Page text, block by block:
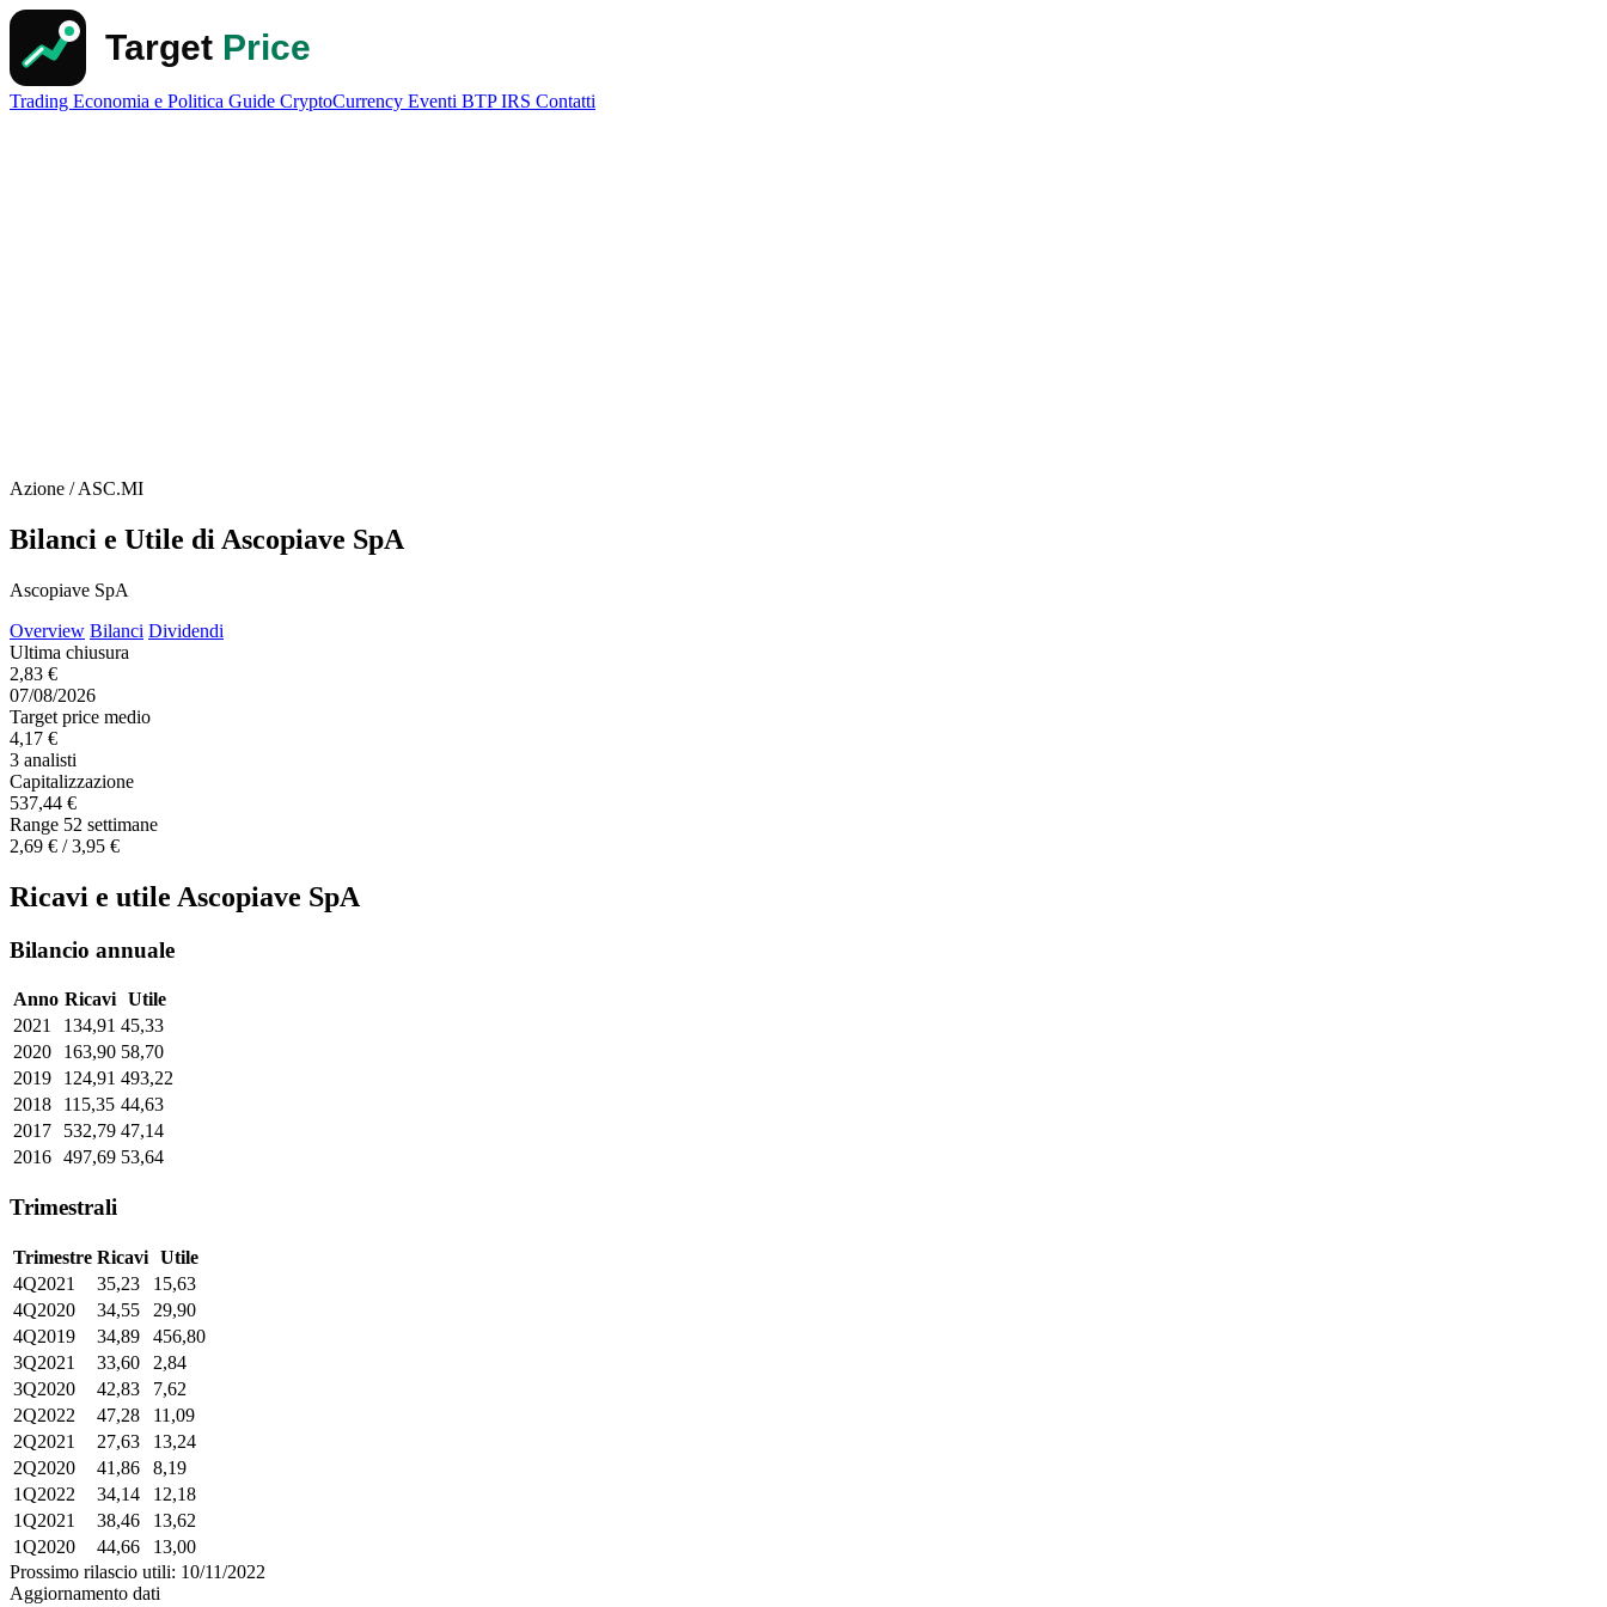
Trading Economia e Politica Guide CryptoCurrency Eventi BTPIRS Contatti
Azione / ASC.MI
Bilanci e Utile di Ascopiave SpA
Ascopiave SpA
Overview Bilanci Dividendi
Ultima chiusura
2,83 €
07/08/2026
Target price medio
4,17 €
3 analisti
Capitalizzazione
537,44 €
Range 52 settimane
2,69 € / 3,95 €
Ricavi e utile Ascopiave SpA
Bilancio annuale
Anno Ricavi
Utile
2021
134,91 45,33
2020
163,90 58,70
2019
124,91 493,22
2018
115,35 44,63
2017
532,79 47,14
2016 497,69 53,64
Trimestrali
Trimestre Ricavi Utile
4Q2021
35,23
15,63
4Q2020
34,55
29,90
4Q2019
34,89
456,80
3Q2021
33,60
2,84
3Q2020
42,83
7,62
2Q2022
47,28
11,09
2Q2021
27,63
13,24
2Q2020
41,86
8,19
1Q2022
34,14
12,18
1Q2021
38,46
13,62
1Q2020
44,66
13,00
Prossimo rilascio utili: 10/11/2022
Aggiornamento dati